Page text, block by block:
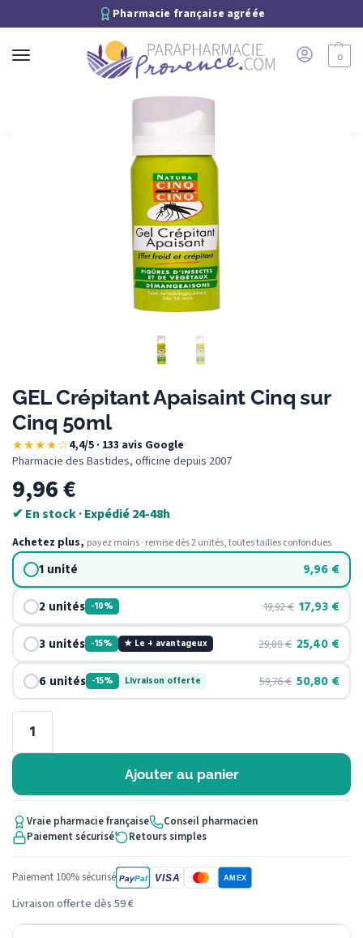
Pharmacie française agréée
0
GEL Crépitant Apaisaint Cinq sur
Cinq 50ml
★★★★☆4,4/5 · 133 avis Google·
Pharmacie des Bastides, officine depuis 2007
9,96€
✔ En stock · Expédié 24-48h
Achetez plus, payez moins · remise dès 2 unités, toutes tailles confondues
1 unité 9,96 €
2 unités -10% 19,92€ 17,93 €
3 unités -15% ★ Le + avantageux 29,88€ 25,40 €
6 unités -15% Livraison offerte 59,76€ 50,80 €
Ajouter au panier
Vraie pharmacie française
Conseil pharmacien
Paiement sécurisé
Retours simples
Paiement 100% sécurisé PayPal VISA AMEX
Livraison offerte dès 59 €